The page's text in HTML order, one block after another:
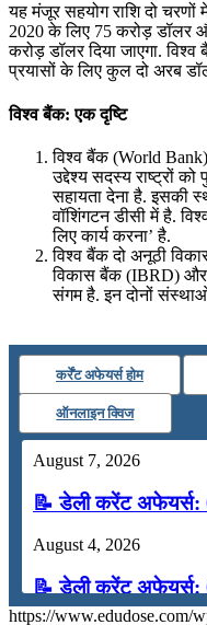
July 19, 2026
📝 डेली करेंट अफेयर्स:
यह मंजूर सहयोग राशि दो चरणों
2020 के लिए 75 करोड़ डॉलर
करोड़ डॉलर दिया जाएगा.
प्रयासों के लिए कुल दो अरब
विश्‍व बैंक: एक दृष्टि
विश्व बैंक (World Bank)
उद्देश्य सदस्य राष्ट्रों
सहायता देना है. इसकी
वॉशिंगटन डीसी में है.
लिए कार्य करना’ है.
विश्‍व बैंक दो अनूठी
विकास बैंक (IBRD) और
संगम है. इन दोनों
कर्रेंट अफेयर्स होम
ऑनलाइन क्विज
August 7, 2026
📝 डेली करेंट
August 4, 2026
📝 डेली करेंट
https://www.edudose.com/